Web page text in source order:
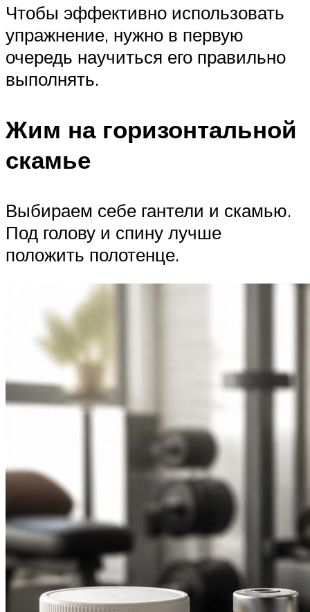
Чтобы эффективно использовать
упражнение, нужно в первую
очередь научиться его правильно
выполнять.
Жим на горизонтальной
скамье
Выбираем себе гантели и скамью.
Под голову и спину лучше
положить полотенце.